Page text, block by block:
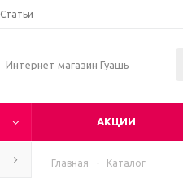
Статьи
Интернет магазин Гуашь
АКЦИИ
Главная - Каталог